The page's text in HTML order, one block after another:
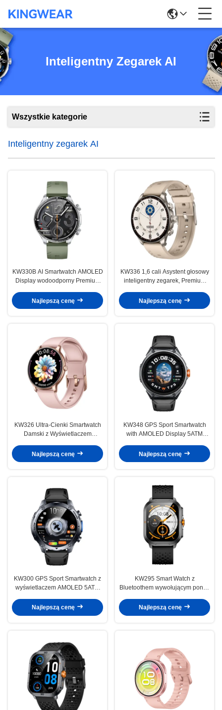
Inteligentny Zegarek AI
Wszystkie kategorie
Inteligentny zegarek AI
KW330B AI Smartwatch AMOLED
Display wodoodporny Premium
Najlepszą cenę
KW336 1,6 cali Asystent głosowy
inteligentny zegarek, Premium
Calling
Najlepszą cenę
KW326 Ultra-Cienki Smartwatch
Damski z Wyświetlaczem
Bluetooth
Najlepszą cenę
KW348 GPS Sport Smartwatch
with AMOLED Display 5ATM
Najlepszą cenę
KW300 GPS Sport Smartwatch z
wyświetlaczem AMOLED 5ATM
Najlepszą cenę
KW295 Smart Watch z
Bluetoothem wywołującym ponad
Najlepszą cenę